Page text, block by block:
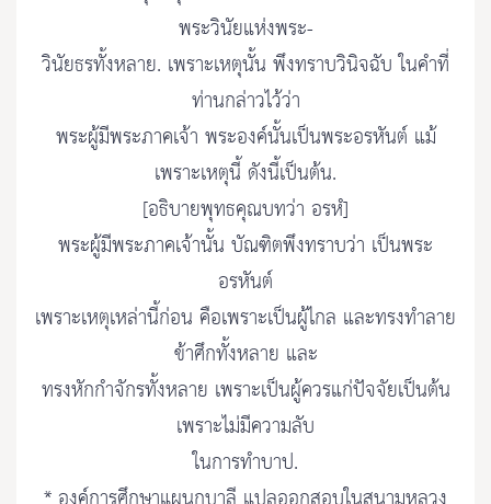
พระวินัยแห่งพระ-
วินัยธรทั้งหลาย. เพราะเหตุนั้น พึงทราบวินิจฉับ ในคำที่
ท่านกล่าวไว้ว่า
พระผู้มีพระภาคเจ้า พระองค์นั้นเป็นพระอรหันต์ แม้
เพราะเหตุนี้ ดังนี้เป็นต้น.
[อธิบายพุทธคุณบทว่า อรหํ]
พระผู้มีพระภาคเจ้านั้น บัณฑิตพึงทราบว่า เป็นพระ
อรหันต์
เพราะเหตุเหล่านี้ก่อน คือเพราะเป็นผู้ไกล และทรงทำลาย
ข้าศึกทั้งหลาย และ
ทรงหักกำจักรทั้งหลาย เพราะเป็นผู้ควรแก่ปัจจัยเป็นต้น
เพราะไม่มีความลับ
ในการทำบาป.